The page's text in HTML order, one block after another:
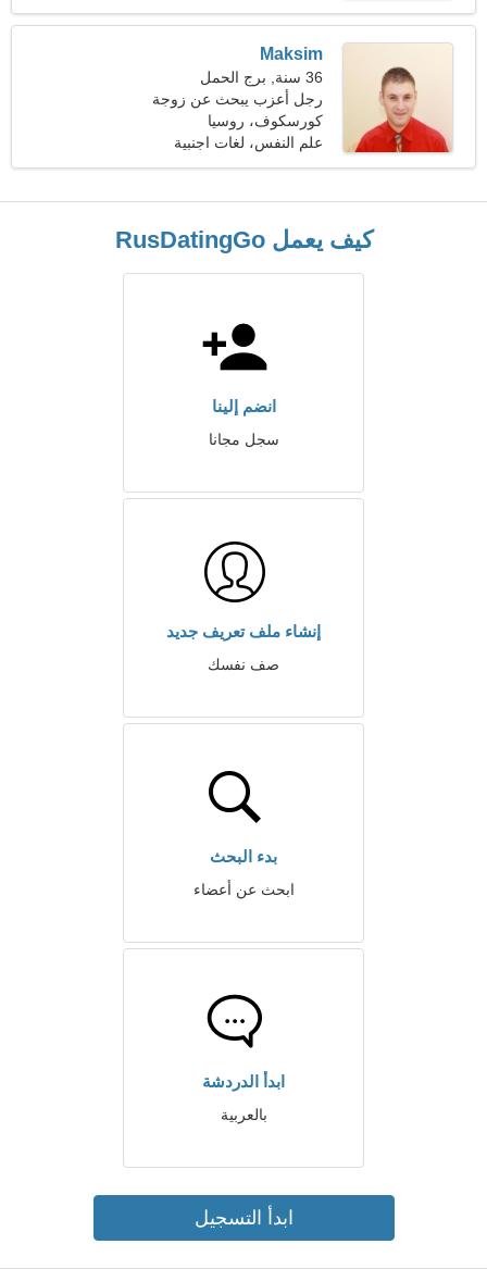
Maksim
36 سنة, برج الحمل
رجل أعزب يبحث عن زوجة
25-34
كورسكوف، روسيا
علم النفس، لغات اجنبية
كيف يعمل RusDatingGo
انضم إلينا
سجل مجانا
إنشاء ملف تعريف جديد
صف نفسك
بدء البحث
ابحث عن أعضاء
ابدأ الدردشة
بالعربية
ابدأ التسجيل